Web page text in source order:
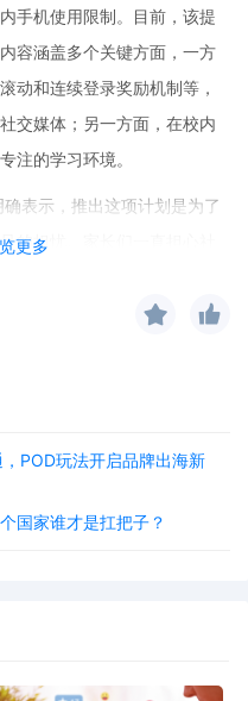
更多
手机使用限制。目前，该提
容涵盖多个关键方面，一方
动和连续登录奖励机制等，
交媒体；另一方面，在校内
注的学习环境。
表示，推出这项计划是为了
的担忧。家长们一直担心社
特·菲利普森更是态度坚决地
Ofsted将进行实地检查，确
利亚考察相关立法。澳大利
禁令及严格的年龄验证系
提案。该提案获得了工党和
果16岁以下青少年被禁止使
推广活动可能需要重新规
POD玩法开启品牌出海新
国家谁才是扛把子？